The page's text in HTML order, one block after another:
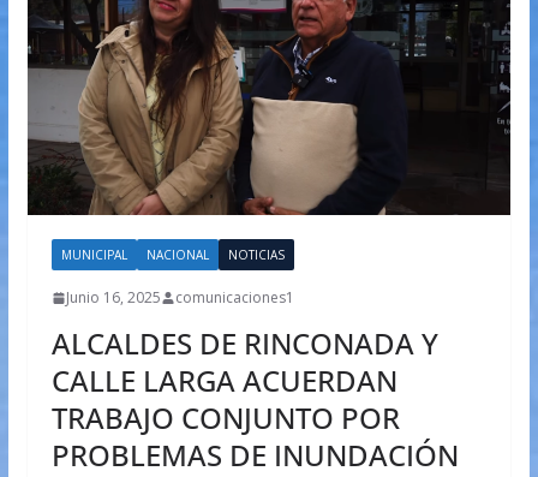
MUNICIPAL NACIONAL NOTICIAS
Junio 16, 2025 comunicaciones1
ALCALDES DE RINCONADA Y
CALLE LARGA ACUERDAN
TRABAJO CONJUNTO POR
PROBLEMAS DE INUNDACIÓN